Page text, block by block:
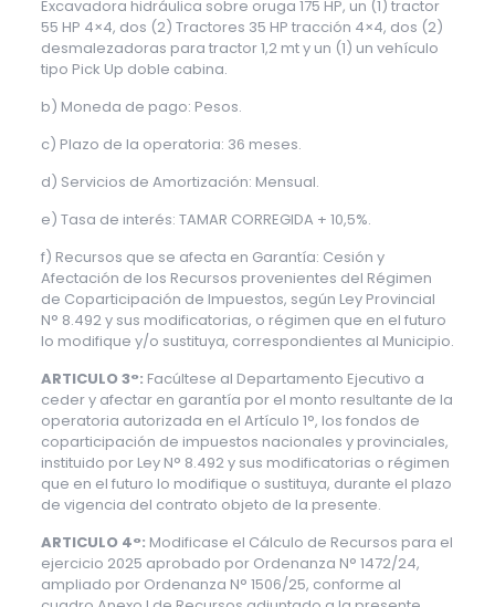
Excavadora hidráulica sobre oruga 175 HP, un (1) tractor
55 HP 4×4, dos (2) Tractores 35 HP tracción 4×4, dos (2)
desmalezadoras para tractor 1,2 mt y un (1) un vehículo
tipo Pick Up doble cabina.
b) Moneda de pago: Pesos.
c) Plazo de la operatoria: 36 meses.
d) Servicios de Amortización: Mensual.
e) Tasa de interés: TAMAR CORREGIDA + 10,5%.
f) Recursos que se afecta en Garantía: Cesión y
Afectación de los Recursos provenientes del Régimen
de Coparticipación de Impuestos, según Ley Provincial
N° 8.492 y sus modificatorias, o régimen que en el futuro
lo modifique y/o sustituya, correspondientes al Municipio.
ARTICULO 3°: Facúltese al Departamento Ejecutivo a
ceder y afectar en garantía por el monto resultante de la
operatoria autorizada en el Artículo 1°, los fondos de
coparticipación de impuestos nacionales y provinciales,
instituido por Ley N° 8.492 y sus modificatorias o régimen
que en el futuro lo modifique o sustituya, durante el plazo
de vigencia del contrato objeto de la presente.
ARTICULO 4°: Modificase el Cálculo de Recursos para el
ejercicio 2025 aprobado por Ordenanza N° 1472/24,
ampliado por Ordenanza N° 1506/25, conforme al